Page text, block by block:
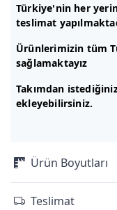
Türkiye'nin her
teslimat
Ürünlerimizin tüm
sağlamaktayız
Takımdan
ekleyebilirsiniz.
Ürün Boyutları
Teslimat